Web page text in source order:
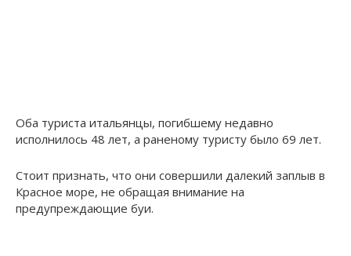
Оба туриста итальянцы, погибшему недавно
исполнилось 48 лет, а раненому туристу было 69 лет.
Стоит признать, что они совершили далекий заплыв в
Красное море, не обращая внимание на
предупреждающие буи.